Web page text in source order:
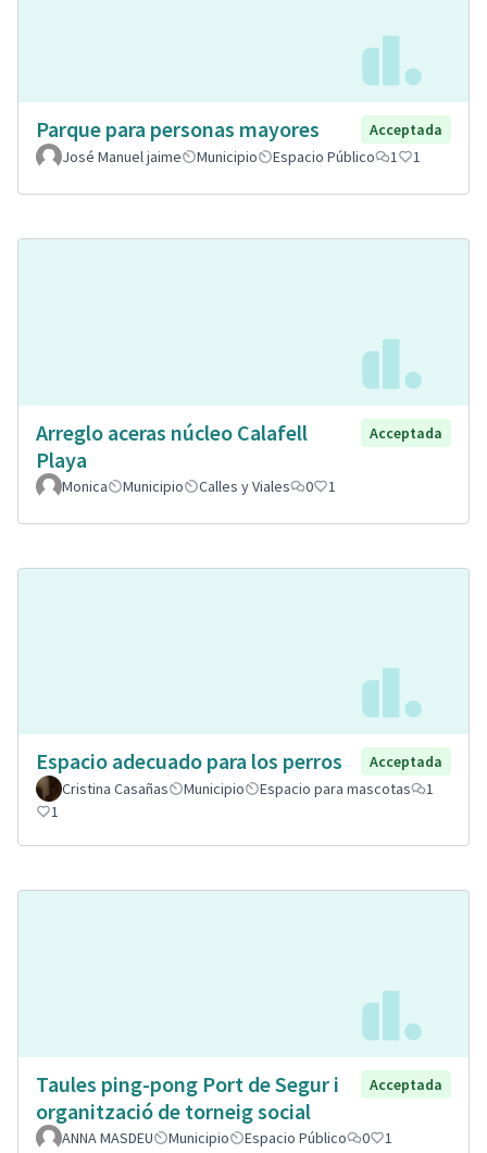
Parque para personas mayores
Acceptada
José Manuel jaime
Municipio Espacio Público 1 1
Arreglo aceras núcleo Calafell
Playa
Acceptada
Monica Municipio Calles y Viales 0 1
Espacio adecuado para los perros
Acceptada
Cristina Casañas
Municipio Espacio para mascotas
1
1
Taules ping-pong Port de Segur i
organització de torneig social
Acceptada
ANNA MASDEU Municipio Espacio Público 0 1